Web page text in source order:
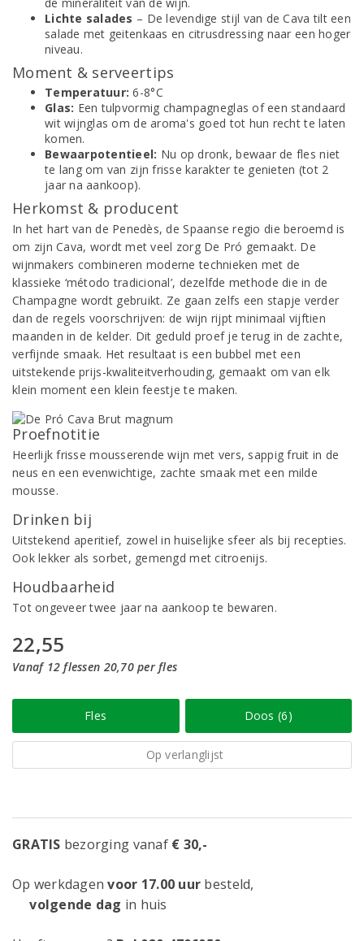
Lichte salades – De levendige stijl van de Cava tilt een
salade met geitenkaas en citrusdressing naar een hoger
niveau.
Moment & serveertips
Temperatuur: 6-8°C
Glas: Een tulpvormig champagneglas of een standaard
wit wijnglas om de aroma's goed tot hun recht te laten
komen.
Bewaarpotentieel: Nu op dronk, bewaar de fles niet
te lang om van zijn frisse karakter te genieten (tot 2
jaar na aankoop).
Herkomst & producent
In het hart van de Penedès, de Spaanse regio die beroemd is
om zijn Cava, wordt met veel zorg De Pró gemaakt. De
wijnmakers combineren moderne technieken met de
klassieke ‘método tradicional’, dezelfde methode die in de
Champagne wordt gebruikt. Ze gaan zelfs een stapje verder
dan de regels voorschrijven: de wijn rijpt minimaal vijftien
maanden in de kelder. Dit geduld proef je terug in de zachte,
verfijnde smaak. Het resultaat is een bubbel met een
uitstekende prijs-kwaliteitverhouding, gemaakt om van elk
klein moment een klein feestje te maken.
Proefnotitie
Heerlijk frisse mousserende wijn met vers, sappig fruit in de
neus en een evenwichtige, zachte smaak met een milde
mousse.
Drinken bij
Uitstekend aperitief, zowel in huiselijke sfeer als bij recepties.
Ook lekker als sorbet, gemengd met citroenijs.
Houdbaarheid
Tot ongeveer twee jaar na aankoop te bewaren.
22,55
Vanaf 12 flessen 20,70 per fles
Fles Doos (6)
Op verlanglijst
GRATIS bezorging vanaf € 30,-
Op werkdagenvoor 17.00 uur besteld,
volgende dag in huis